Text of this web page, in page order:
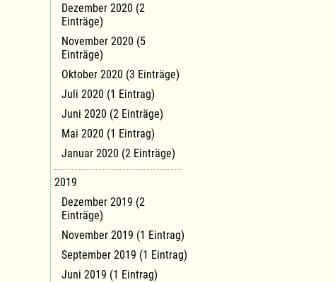
Dezember 2020 (2
Einträge)
November 2020 (5
Einträge)
Oktober 2020 (3 Einträge)
Juli 2020 (1 Eintrag)
Juni 2020 (2 Einträge)
Mai 2020 (1 Eintrag)
Januar 2020 (2 Einträge)
2019
Dezember 2019 (2
Einträge)
November 2019 (1 Eintrag)
September 2019 (1 Eintrag)
Juni 2019 (1 Eintrag)